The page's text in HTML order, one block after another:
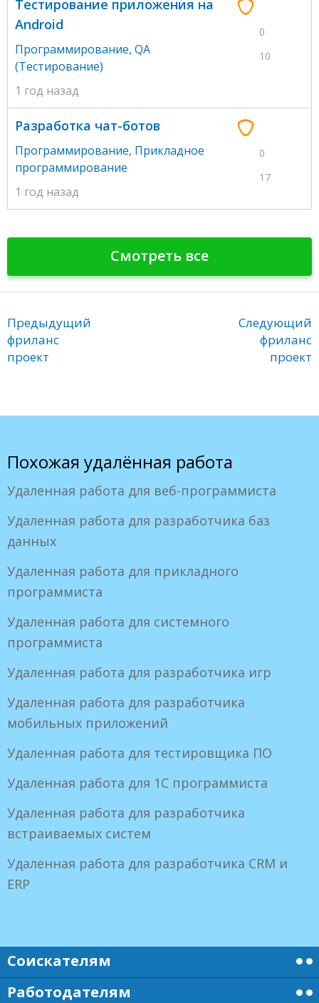
0
10
Тестирование приложения на
Android
Программирование, QA
(Тестирование)
1 год назад
0
17
Разработка чат-ботов
Программирование, Прикладное
программирование
1 год назад
Смотреть все
Предыдущий
фриланс
проект
Следующий
фриланс
проект
Похожая удалённая работа
Удаленная работа для веб-программиста
Удаленная работа для разработчика баз
данных
Удаленная работа для прикладного
программиста
Удаленная работа для системного
программиста
Удаленная работа для разработчика игр
Удаленная работа для разработчика
мобильных приложений
Удаленная работа для тестировщика ПО
Удаленная работа для 1С программиста
Удаленная работа для разработчика
встраиваемых систем
Удаленная работа для разработчика CRM и
ERP
Соискателям
Работодателям